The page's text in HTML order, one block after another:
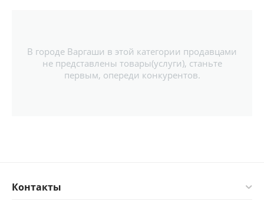
В городе Варгаши в этой категории продавцами
не представлены товары(услуги), станьте
первым, опереди конкурентов.
Контакты